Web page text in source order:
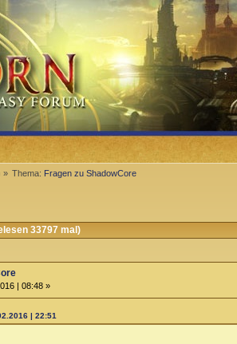
» Thema: Fragen zu ShadowCore
33797 mal)
| 08:48 »
| 22:51